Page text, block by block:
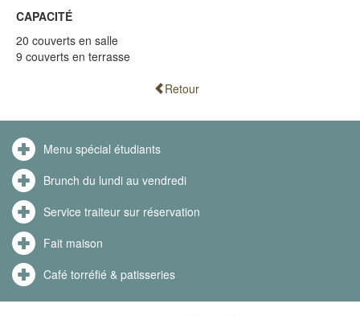
CAPACITÉ
20 couverts en salle
9 couverts en terrasse
Retour
Menu spécial étudiants
Brunch du lundi au vendredi
Service traiteur sur réservation
Fait maison
Café torréfié & patisseries